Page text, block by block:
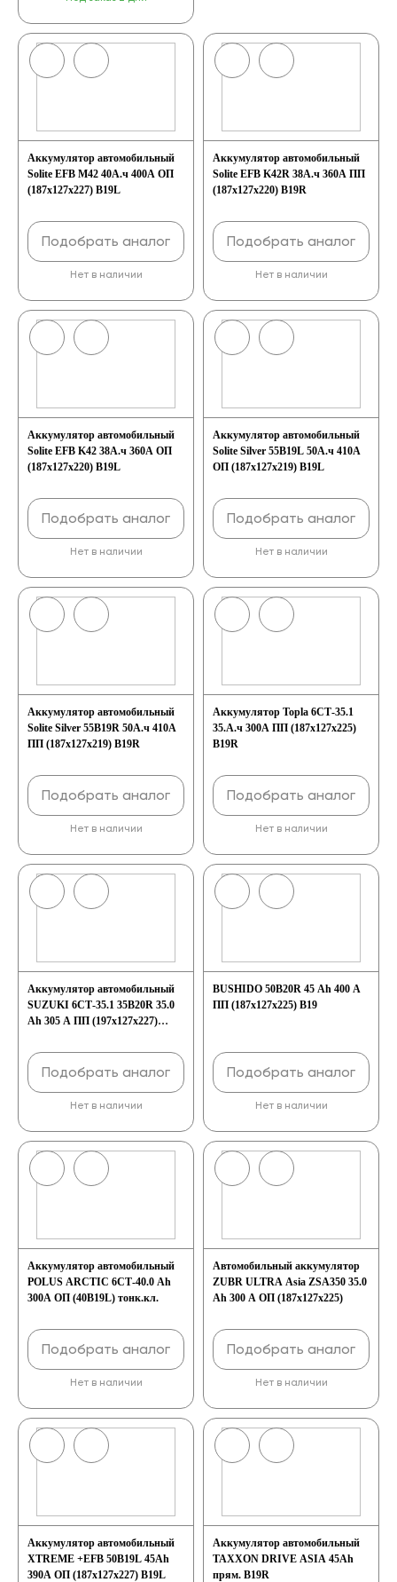
Аккумулятор автомобильный
Solite EFB M42 40А.ч 400А ОП
(187x127x227) B19L
Подобрать аналог
Нет в наличии
Аккумулятор автомобильный
Solite EFB K42R 38А.ч 360А ПП
(187x127x220) B19R
Подобрать аналог
Нет в наличии
Аккумулятор автомобильный
Solite EFB K42 38А.ч 360А ОП
(187x127x220) B19L
Подобрать аналог
Нет в наличии
Аккумулятор автомобильный
Solite Silver 55B19L 50А.ч 410А
ОП (187x127x219) B19L
Подобрать аналог
Нет в наличии
Аккумулятор автомобильный
Solite Silver 55B19R 50А.ч 410А
ПП (187x127x219) B19R
Подобрать аналог
Нет в наличии
Аккумулятор Topla 6СТ-35.1
35.А.ч 300А ПП (187х127х225)
B19R
Подобрать аналог
Нет в наличии
Аккумулятор автомобильный
SUZUKI 6СТ-35.1 35B20R 35.0
Ah 305 A ПП (197x127x227)
Подобрать аналог
Нет в наличии
BUSHIDO 50B20R 45 Ah 400 A
ПП (187х127х225) B19
Подобрать аналог
Нет в наличии
Аккумулятор автомобильный
POLUS ARCTIC 6СТ-40.0 Ah
300A ОП (40B19L) тонк.кл.
Подобрать аналог
Нет в наличии
Автомобильный аккумулятор
ZUBR ULTRA Asia ZSA350 35.0
Ah 300 A ОП (187x127x225)
Подобрать аналог
Нет в наличии
Аккумулятор автомобильный
XTREME +EFB 50B19L 45Ah
390A ОП (187x127x227) B19L
Аккумулятор автомобильный
TAXXON DRIVE ASIA 45Ah
прям. B19R